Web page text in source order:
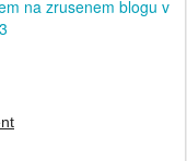
na zrusenem blogu v